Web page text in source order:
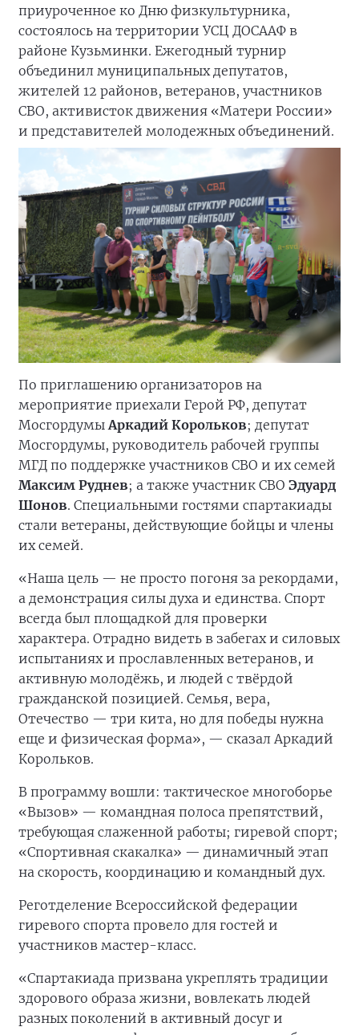
приуроченное ко Дню физкультурника,
состоялось на территории УСЦ ДОСААФ в
районе Кузьминки. Ежегодный турнир
объединил муниципальных депутатов,
жителей 12 районов, ветеранов, участников
СВО, активисток движения «Матери России»
и представителей молодежных объединений.
По приглашению организаторов на
мероприятие приехали Герой РФ, депутат
МосгордумыАркадий Корольков; депутат
Мосгордумы, руководитель рабочей группы
МГД по поддержке участников СВО и их семей
Максим Руднев; а также участник СВО Эдуард
Шонов. Специальными гостями спартакиады
стали ветераны, действующие бойцы и члены
их семей.
«Наша цель — не просто погоня за рекордами,
а демонстрация силы духа и единства. Спорт
всегда был площадкой для проверки
характера. Отрадно видеть в забегах и силовых
испытаниях и прославленных ветеранов, и
активную молодёжь, и людей с твёрдой
гражданской позицией. Семья, вера,
Отечество — три кита, но для победы нужна
еще и физическая форма», — сказал Аркадий
Корольков.
В программу вошли: тактическое многоборье
«Вызов» — командная полоса препятствий,
требующая слаженной работы; гиревой спорт;
«Спортивная скакалка» — динамичный этап
на скорость, координацию и командный дух.
Реготделение Всероссийской федерации
гиревого спорта провело для гостей и
участников мастер-класс.
«Спартакиада призвана укреплять традиции
здорового образа жизни, вовлекать людей
разных поколений в активный досуг и